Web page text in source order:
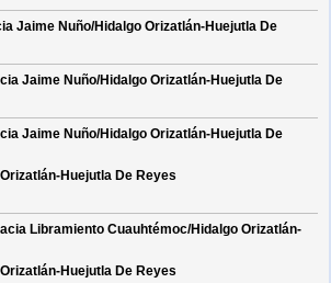
Jaime Nuño/Hidalgo Orizatlán-Huejutla De
Jaime Nuño/Hidalgo Orizatlán-Huejutla De
Jaime Nuño/Hidalgo Orizatlán-Huejutla De
Huejutla De Reyes
Libramiento Cuauhtémoc/Hidalgo Orizatlán-
Huejutla De Reyes